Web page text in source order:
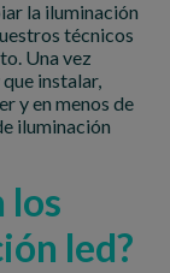
la iluminación
técnicos
Una vez
instalar,
y en menos de
iluminación
los
led?